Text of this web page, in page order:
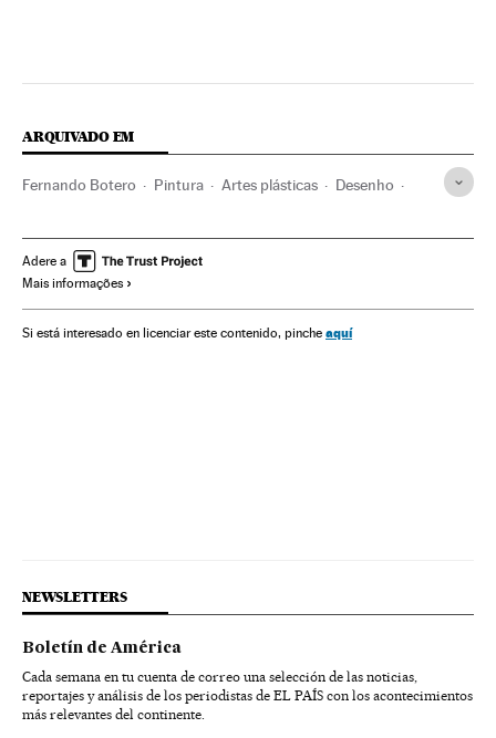
ARQUIVADO EM
Fernando Botero Pintura Artes plásticas Desenho
Adere a
Mais informações
Si está interesado en licenciar este contenido, pinche aquí
NEWSLETTERS
Boletín de América
Cada semana en tu cuenta de correo una selección de las noticias,
reportajes y análisis de los periodistas de EL PAÍS con los acontecimientos
más relevantes del continente.